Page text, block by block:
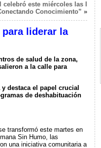
este miércoles las I
Conocimiento” »
liderar la
de salud de la zona,
a la calle para
destaca el papel crucial
de deshabituación
transformó este martes en
Sin Humo, las
una iniciativa comunitaria a